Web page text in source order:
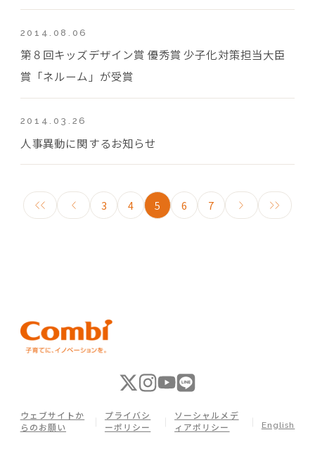
2014.08.06
第８回キッズデザイン賞 優秀賞 少子化対策担当大臣
賞「ネルーム」が受賞
2014.03.26
人事異動に関するお知らせ
3 4 5 6 7
ウェブサイトか
らのお願い
プライバシ
ーポリシー
ソーシャルメデ
ィアポリシー
English